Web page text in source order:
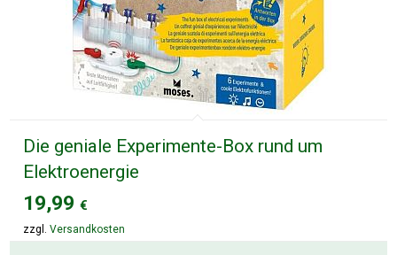
Die geniale Experimente-Box rund um
Elektroenergie
19,99€
zzgl.Versandkosten